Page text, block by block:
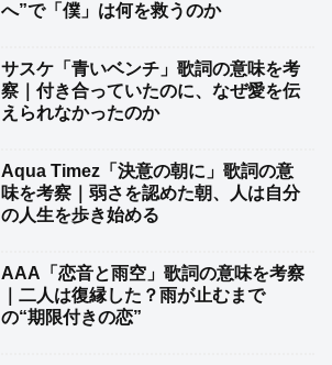
へ”で「僕」は何を救うのか
サスケ「青いベンチ」歌詞の意味を考
察｜付き合っていたのに、なぜ愛を伝
えられなかったのか
Aqua Timez「決意の朝に」歌詞の意
味を考察｜弱さを認めた朝、人は自分
の人生を歩き始める
AAA「恋音と雨空」歌詞の意味を考察
｜二人は復縁した？雨が止むまで
の“期限付きの恋”